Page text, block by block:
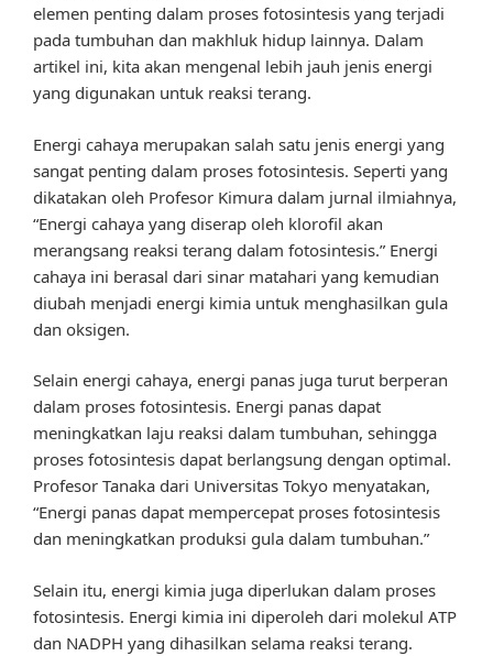
elemen penting dalam proses fotosintesis yang terjadi
pada tumbuhan dan makhluk hidup lainnya. Dalam
artikel ini, kita akan mengenal lebih jauh jenis energi
yang digunakan untuk reaksi terang.
Energi cahaya merupakan salah satu jenis energi yang
sangat penting dalam proses fotosintesis. Seperti yang
dikatakan oleh Profesor Kimura dalam jurnal ilmiahnya,
“Energi cahaya yang diserap oleh klorofil akan
merangsang reaksi terang dalam fotosintesis.” Energi
cahaya ini berasal dari sinar matahari yang kemudian
diubah menjadi energi kimia untuk menghasilkan gula
dan oksigen.
Selain energi cahaya, energi panas juga turut berperan
dalam proses fotosintesis. Energi panas dapat
meningkatkan laju reaksi dalam tumbuhan, sehingga
proses fotosintesis dapat berlangsung dengan optimal.
Profesor Tanaka dari Universitas Tokyo menyatakan,
“Energi panas dapat mempercepat proses fotosintesis
dan meningkatkan produksi gula dalam tumbuhan.”
Selain itu, energi kimia juga diperlukan dalam proses
fotosintesis. Energi kimia ini diperoleh dari molekul ATP
dan NADPH yang dihasilkan selama reaksi terang.